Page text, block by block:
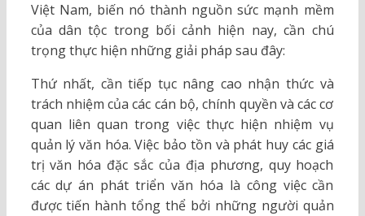
Việt Nam, biến nó thành nguồn sức mạnh mềm
của dân tộc trong bối cảnh hiện nay, cần chú
trọng thực hiện những giải pháp sau đây:
Thứ nhất, cần tiếp tục nâng cao nhận thức và
trách nhiệm của các cán bộ, chính quyền và các cơ
quan liên quan trong việc thực hiện nhiệm vụ
quản lý văn hóa. Việc bảo tồn và phát huy các giá
trị văn hóa đặc sắc của địa phương, quy hoạch
các dự án phát triển văn hóa là công việc cần
được tiến hành tổng thể bởi những người quản